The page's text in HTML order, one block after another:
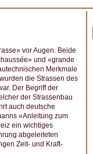
vor Augen. Beide
und «grande
Merkmale
die Strassen des
Der Begriff der
der Strassenbau
auch deutsche
«Anleitung zum
ein wichtiges
abgeleiteten
Zeit- und Kraft-